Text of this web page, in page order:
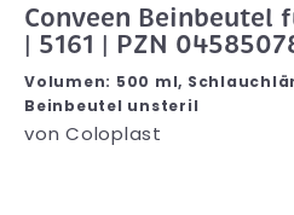
Conveen Beinbeutel
| 5161 | PZN
Volumen: 500 ml,
Beinbeutel unsteril
von Coloplast